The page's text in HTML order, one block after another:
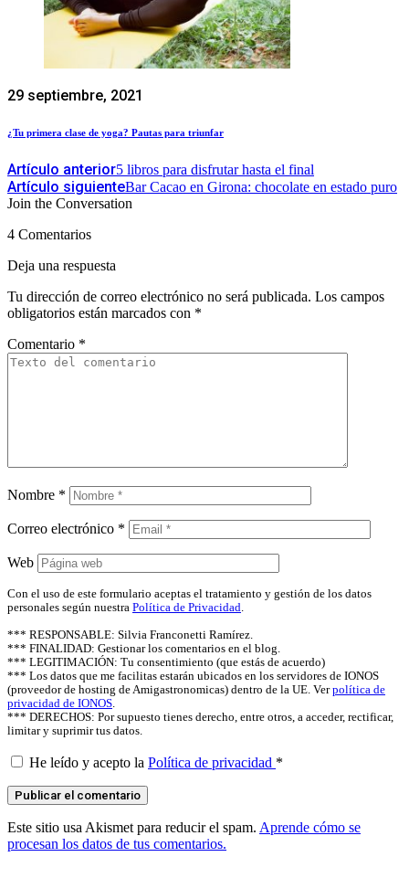
29 septiembre, 2021
¿Tu primera clase de yoga? Pautas para triunfar
Artículo anterior5 libros para disfrutar hasta el final
Artículo siguienteBar Cacao en Girona: chocolate en estado puro
Join the Conversation
4 Comentarios
Deja una respuesta
Tu dirección de correo electrónico no será publicada. Los campos
obligatorios están marcados con *
Comentario *
Nombre *
Correo electrónico *
Web
Con el uso de este formulario aceptas el tratamiento y gestión de los datos
personales según nuestra Política de Privacidad
*** RESPONSABLE: Silvia Franconetti Ramírez.
*** FINALIDAD: Gestionar los comentarios en el blog.
*** LEGITIMACIÓN: Tu consentimiento (que estás de acuerdo)
*** Los datos que me facilitas estarán ubicados en los servidores de IONOS
(proveedor de hosting de Amigastronomicas) dentro de la UE. Verpolítica de
privacidad de IONOS
*** DERECHOS: Por supuesto tienes derecho, entre otros, a acceder, rectificar,
limitar y suprimir tus datos.
He leído y acepto la Política de privacidad *
Este sitio usa Akismet para reducir el spam. Aprende cómo se
procesan los datos de tus comentarios.